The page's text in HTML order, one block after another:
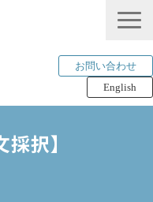
お問い合わせ
English
採択】